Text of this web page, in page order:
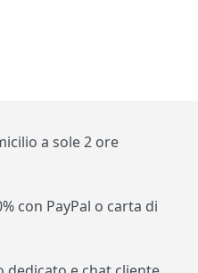
a sole 2 ore
con PayPal o carta di